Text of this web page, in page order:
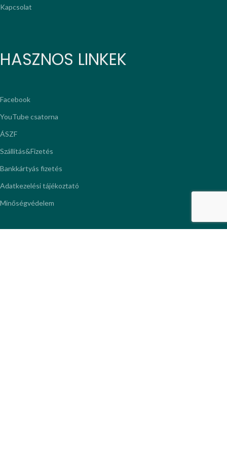
Kapcsolat
HASZNOS LINKEK
Facebook
YouTube csatorna
ÁSZF
Szállítás&Fizetés
Bankkártyás fizetés
Adatkezelési tájékoztató
Minőségvédelem